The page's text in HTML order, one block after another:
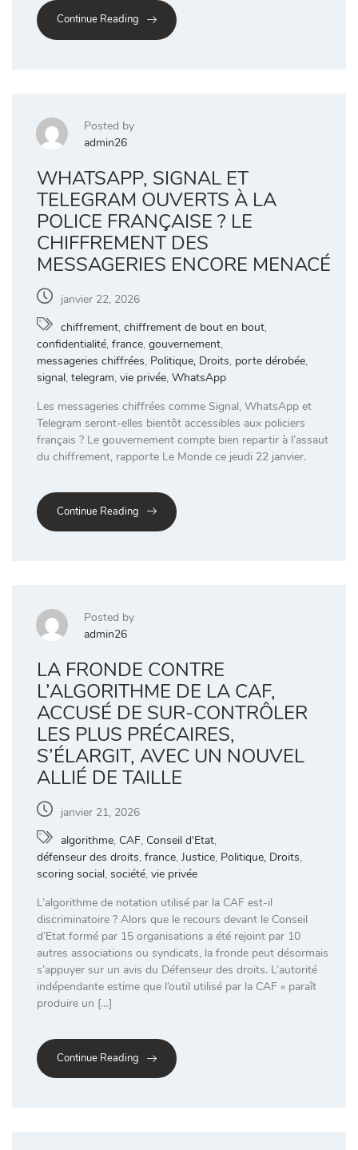
Continue Reading
Posted by
admin26
WHATSAPP, SIGNAL ET
TELEGRAM OUVERTS À LA
POLICE FRANÇAISE ? LE
CHIFFREMENT DES
MESSAGERIES ENCORE MENACÉ
janvier 22, 2026
chiffrement, chiffrement de bout en bout,
confidentialité, france, gouvernement,
messageries chiffrées, Politique, Droits, porte dérobée,
signal, telegram, vie privée, WhatsApp
Les messageries chiffrées comme Signal, WhatsApp et
Telegram seront-elles bientôt accessibles aux policiers
français ? Le gouvernement compte bien repartir à l’assaut
du chiffrement, rapporte Le Monde ce jeudi 22 janvier.
Continue Reading
Posted by
admin26
LA FRONDE CONTRE
L’ALGORITHME DE LA CAF,
ACCUSÉ DE SUR-CONTRÔLER
LES PLUS PRÉCAIRES,
S’ÉLARGIT, AVEC UN NOUVEL
ALLIÉ DE TAILLE
janvier 21, 2026
algorithme, CAF, Conseil d'Etat,
défenseur des droits, france, Justice, Politique, Droits,
scoring social, société, vie privée
L’algorithme de notation utilisé par la CAF est-il
discriminatoire ? Alors que le recours devant le Conseil
d’Etat formé par 15 organisations a été rejoint par 10
autres associations ou syndicats, la fronde peut désormais
s’appuyer sur un avis du Défenseur des droits. L’autorité
indépendante estime que l’outil utilisé par la CAF « paraît
produire un […]
Continue Reading